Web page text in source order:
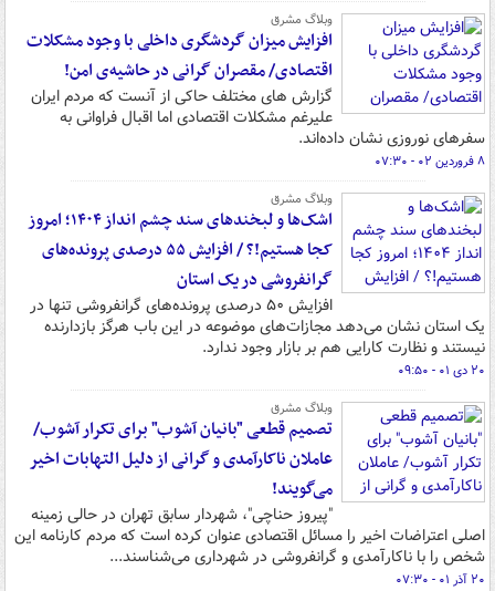
وبلاگ مشرق
افزایش میزان گردشگری داخلی با وجود مشکلات
اقتصادی/ مقصران گرانی در حاشیه‌ی امن!
گزارش های مختلف حاکی از آنست که مردم ایران
علیرغم مشکلات اقتصادی اما اقبال فراوانی به
سفرهای نوروزی نشان داده‌اند.
۸ فروردین ۰۲ - ۰۷:۳۰
وبلاگ مشرق
اشک‌ها و لبخندهای سند چشم انداز ۱۴۰۴؛ امروز
کجا هستیم!؟ / افزایش ۵۵ درصدی پرونده‌های
گرانفروشی در یک استان
افزایش ۵۰ درصدی پرونده‌های گرانفروشی تنها در
یک استان نشان می‌دهد مجازات‌های موضوعه در این باب هرگز بازدارنده
نیستند و نظارت کارایی هم بر بازار وجود ندارد.
۲۰ دی ۰۱ - ۰۹:۵۰
وبلاگ مشرق
تصمیم قطعی "بانیان آشوب" برای تکرار آشوب/
عاملان ناکارآمدی و گرانی از دلیل التهابات اخیر
می‌گویند!
"پیروز حناچی"، شهردار سابق تهران در حالی زمینه
اصلی اعتراضات اخیر را مسائل اقتصادی عنوان کرده است که مردم کارنامه این
شخص را با ناکارآمدی و گرانفروشی در شهرداری می‌شناسند...
۲۰ آذر ۰۱ - ۰۷:۳۰